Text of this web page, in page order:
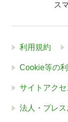
ス
利用規約
Cookie等の
サイトアク
法人・プレ